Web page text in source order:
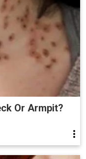
Or Armpit?